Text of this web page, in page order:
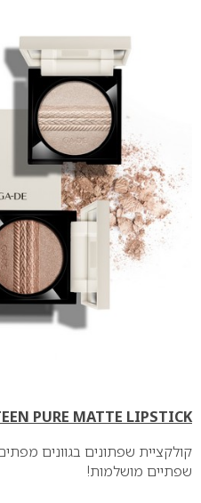
PURE MATTE LIPSTICK
קולקציית שפתונים בגוונים
שפתיים מושלמות!